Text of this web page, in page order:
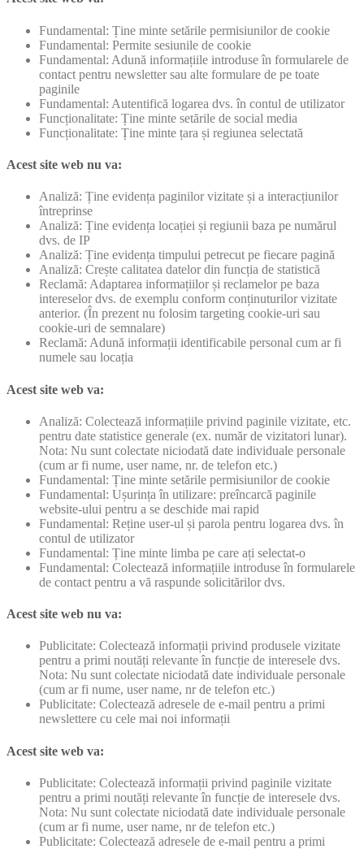
Fundamental: Ține minte setările permisiunilor de cookie
Fundamental: Permite sesiunile de cookie
Fundamental: Adună informațiile introduse în formularele de
contact pentru newsletter sau alte formulare de pe toate
paginile
Fundamental: Autentifică logarea dvs. în contul de utilizator
Funcționalitate: Ține minte setările de social media
Funcționalitate: Ține minte țara și regiunea selectată
Acest site web nu va:
Analiză: Ține evidența paginilor vizitate și a interacțiunilor
întreprinse
Analiză: Ține evidența locației și regiunii baza pe numărul
dvs. de IP
Analiză: Ține evidența timpului petrecut pe fiecare pagină
Analiză: Crește calitatea datelor din funcția de statistică
Reclamă: Adaptarea informațiilor și reclamelor pe baza
intereselor dvs. de exemplu conform conținuturilor vizitate
anterior. (În prezent nu folosim targeting cookie-uri sau
cookie-uri de semnalare)
Reclamă: Adună informații identificabile personal cum ar fi
numele sau locația
Acest site web va:
Analiză: Colectează informațiile privind paginile vizitate, etc.
pentru date statistice generale (ex. număr de vizitatori lunar).
Nota: Nu sunt colectate niciodată date individuale personale
(cum ar fi nume, user name, nr. de telefon etc.)
Fundamental: Ține minte setările permisiunilor de cookie
Fundamental: Ușurința în utilizare: preîncarcă paginile
website-ului pentru a se deschide mai rapid
Fundamental: Reține user-ul și parola pentru logarea dvs. în
contul de utilizator
Fundamental: Ține minte limba pe care ați selectat-o
Fundamental: Colectează informațiile introduse în formularele
de contact pentru a vă raspunde solicitărilor dvs.
Acest site web nu va:
Publicitate: Colectează informații privind produsele vizitate
pentru a primi noutăți relevante în funcție de interesele dvs.
Nota: Nu sunt colectate niciodată date individuale personale
(cum ar fi nume, user name, nr de telefon etc.)
Publicitate: Colectează adresele de e-mail pentru a primi
newslettere cu cele mai noi informații
Acest site web va:
Publicitate: Colectează informații privind paginile vizitate
pentru a primi noutăți relevante în funcție de interesele dvs.
Nota: Nu sunt colectate niciodată date individuale personale
(cum ar fi nume, user name, nr de telefon etc.)
Publicitate: Colectează adresele de e-mail pentru a primi